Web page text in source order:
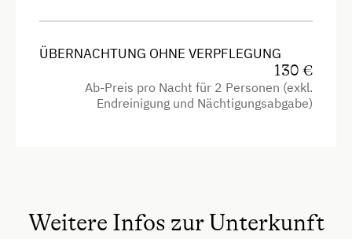
Handtücher
Mikrowelle
Mikrowelle mit Backfunktion
Toaster
Küche
ÜBERNACHTUNG OHNE VERPFLEGUNG
130 €
Ab-Preis pro Nacht für 2 Personen (exkl.
Endreinigung und Nächtigungsabgabe)
Weitere Infos zur Unterkunft